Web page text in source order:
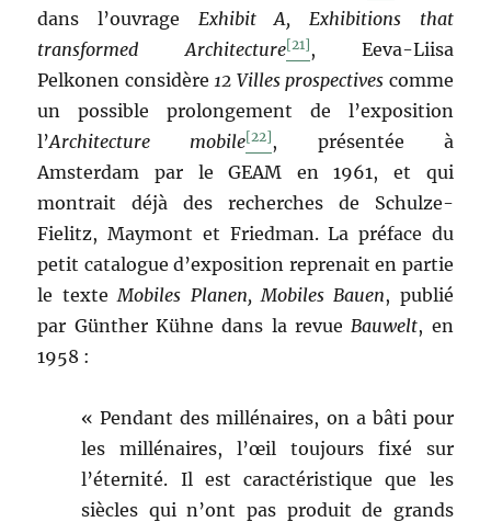
dans l’ouvrage Exhibit A, Exhibitions that
transformed Architecture[21] , Eeva-Liisa
Pelkonen considère 12 Villes prospectives comme
un possible prolongement de l’exposition
l’Architecture mobile[22] , présentée à
Amsterdam par le GEAM en 1961, et qui
montrait déjà des recherches de Schulze-
Fielitz, Maymont et Friedman. La préface du
petit catalogue d’exposition reprenait en partie
le texte Mobiles Planen, Mobiles Bauen, publié
par Günther Kühne dans la revue Bauwelt, en
1958 :
« Pendant des millénaires, on a bâti pour
les millénaires, l’œil toujours fixé sur
l’éternité. Il est caractéristique que les
siècles qui n’ont pas produit de grands